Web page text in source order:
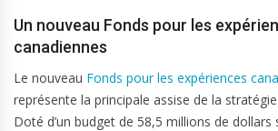
Un nouveau Fonds pour les
canadiennes
Le nouveau Fonds pour les expériences
représente la principale assise de la
Doté d’un budget de 58,5 millions de dollars